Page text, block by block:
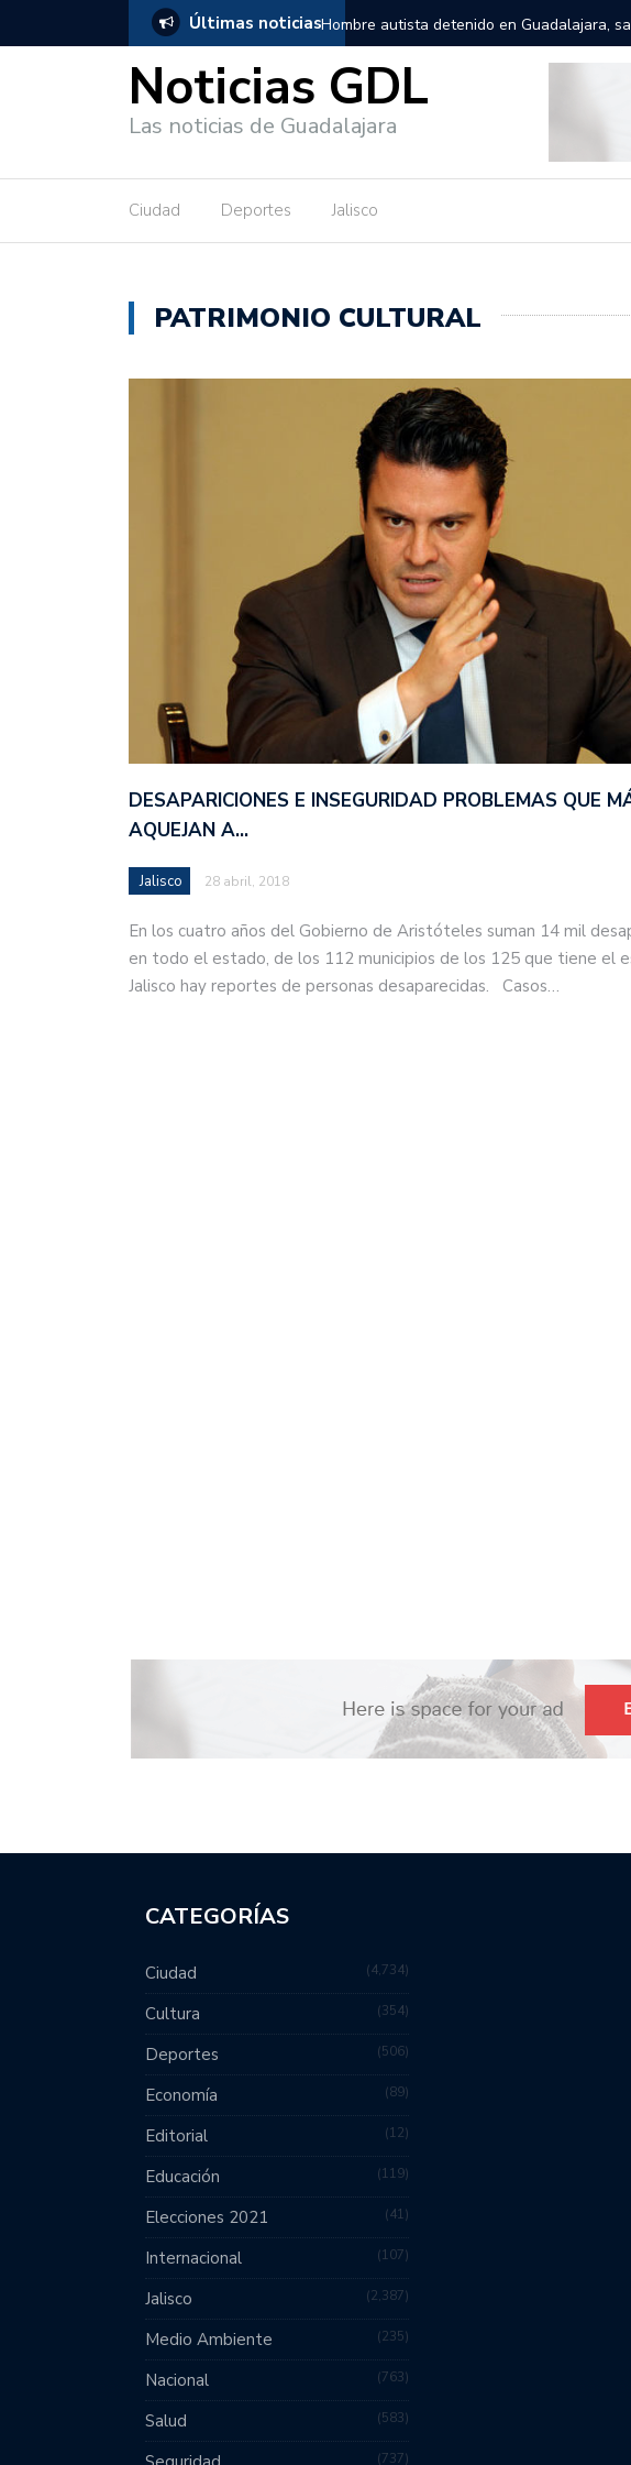
Últimas noticias
Guadalajara, salió de los separos sin lesiones graves Títeres gigantes recorrerán
Noticias GDL
Las noticias de Guadalajara
Ciudad Deportes Jalisco
PATRIMONIO CULTURAL
DESAPARICIONES E INSEGURIDAD PROBLEMAS QUE
AQUEJAN A…
Jalisco 28 abril, 2018
En los cuatro años del Gobierno de Aristóteles suman 14 mil
en todo el estado, de los 112 municipios de los 125 que tiene el
Jalisco hay reportes de personas desaparecidas. Casos…
CATEGORÍAS
Ciudad 4,734
Cultura 354
Deportes 506
Economía 89
Editorial 12
Educación 119
Elecciones 2021 41
Internacional 107
Jalisco 2,387
Medio Ambiente 235
Nacional 763
Salud 583
737